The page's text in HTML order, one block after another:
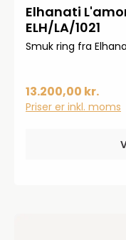
Elhanati
ELH/LA/1021
Smuk ring fra
13.200,00 kr.
Priser er inkl. moms